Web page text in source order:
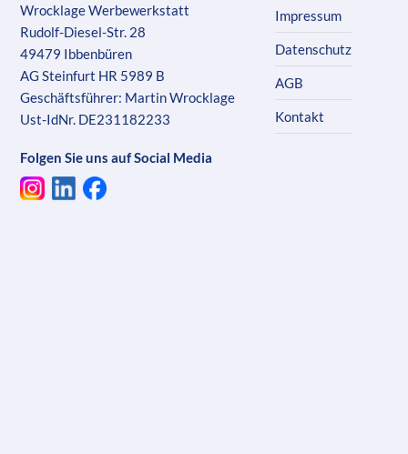
Wrocklage Werbewerkstatt
Rudolf-Diesel-Str. 28
49479 Ibbenbüren
AG Steinfurt HR 5989 B
Geschäftsführer: Martin Wrocklage
Ust-IdNr. DE231182233
Folgen Sie uns auf Social Media
Impressum
Datenschutz
AGB
Kontakt